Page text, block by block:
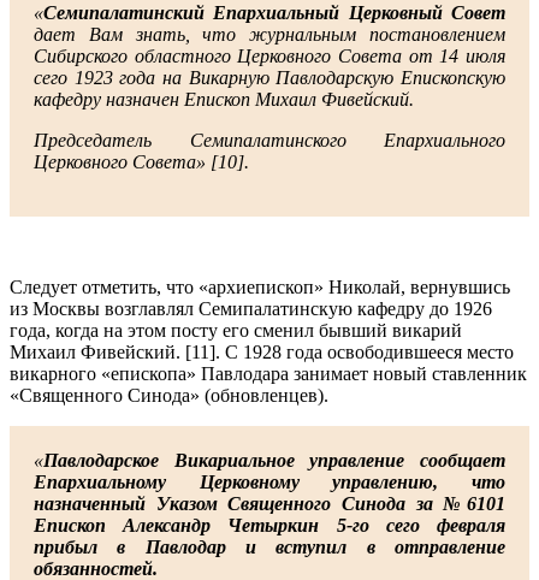
«Семипалатинский Епархиальный Церковный Совет
дает Вам знать, что журнальным постановлением
Сибирского областного Церковного Совета от 14 июля
сего 1923 года на Викарную Павлодарскую Епископскую
кафедру назначен Епископ Михаил Фивейский.
Председатель Семипалатинского Епархиального
Церковного Совета» [10].
Следует отметить, что «архиепископ» Николай, вернувшись
из Москвы возглавлял Семипалатинскую кафедру до 1926
года, когда на этом посту его сменил бывший викарий
Михаил Фивейский. [11]. С 1928 года освободившееся место
викарного «епископа» Павлодара занимает новый ставленник
«Священного Синода» (обновленцев).
«Павлодарское Викариальное управление сообщает
Епархиальному Церковному управлению, что
назначенный Указом Священного Синода за №6101
Епископ Александр Четыркин 5-го сего февраля
прибыл в Павлодар и вступил в отправление
обязанностей.